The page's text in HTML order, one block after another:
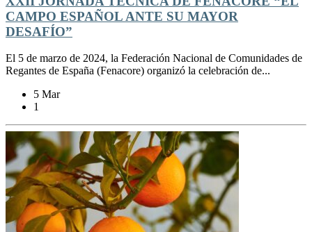
CAMPO ESPAÑOL ANTE SU MAYOR
DESAFÍO”
El 5 de marzo de 2024, la Federación Nacional de Comunidades de
Regantes de España (Fenacore) organizó la celebración de...
5 Mar
1